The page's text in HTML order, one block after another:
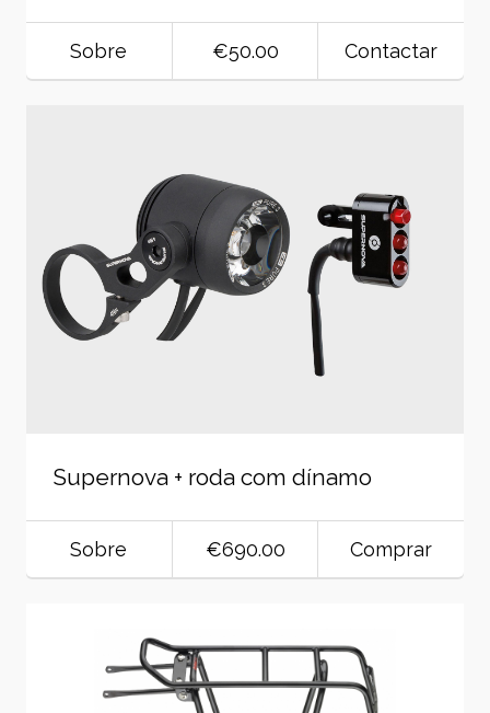
Sobre €50.00 Contactar
Supernova + roda com dínamo
Sobre €690.00 Comprar